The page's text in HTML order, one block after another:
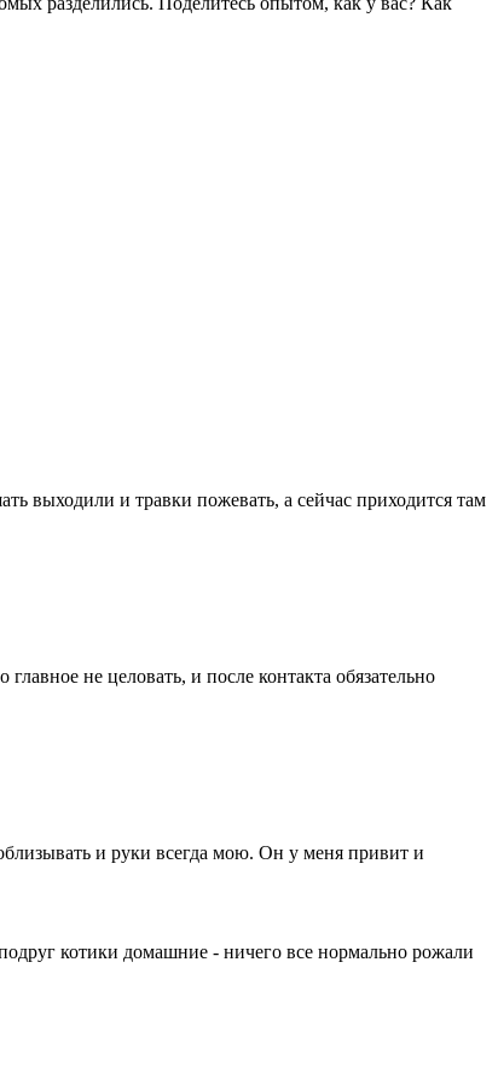
выходили и травки пожевать, а сейчас приходится там
не целовать, и после контакта обязательно
и руки всегда мою. Он у меня привит и
котики домашние - ничего все нормально рожали